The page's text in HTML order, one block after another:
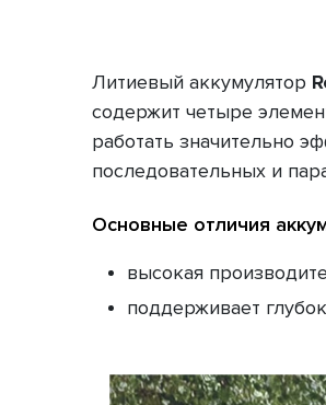
Литиевый аккумулятор
содержит четыре
работать значительно
последовательных и
Основные отличия
высокая
поддерживает